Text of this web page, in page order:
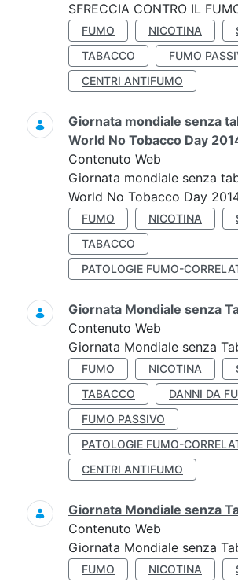
SFRECCIA CONTRO IL
FUMO NICOTINA
TABACCO
FUMO
CENTRI ANTIFUMO
Giornata mondiale senza
World No Tobacco Day
Contenuto Web
Giornata mondiale senza
World No Tobacco Day
FUMO NICOTINA
TABACCO
PATOLOGIE FUMO-
Giornata Mondiale senza
Contenuto Web
Giornata Mondiale senza
FUMO NICOTINA
TABACCO
DANNI DA
FUMO PASSIVO
PATOLOGIE FUMO-
CENTRI ANTIFUMO
Giornata Mondiale senza
Contenuto Web
Giornata Mondiale senza
FUMO NICOTINA